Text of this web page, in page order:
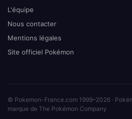
L'équipe
Nous contacter
Mentions légales
Site officiel Pokémon
© Pokemon-France.com 1999–2026 ·
marque de The Pokémon Company